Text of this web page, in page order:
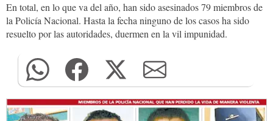
En total, en lo que va del año, han sido asesinados 79 miembros de
la Policía Nacional. Hasta la fecha ninguno de los casos ha sido
resuelto por las autoridades, duermen en la vil impunidad.